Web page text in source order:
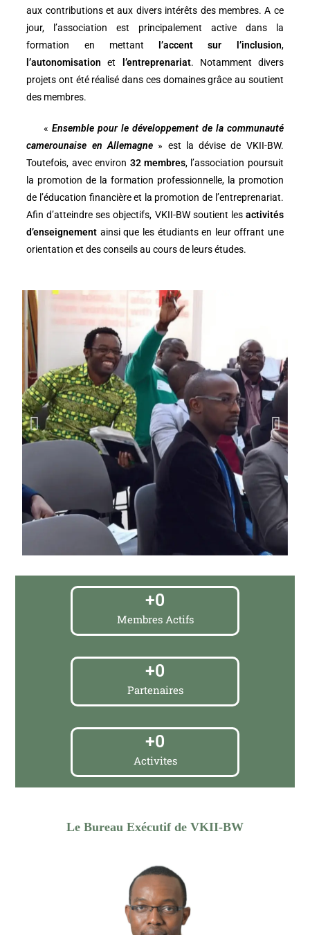
aux contributions et aux divers intérêts des membres. A ce
jour, l’association est principalement active dans la
formation en mettant
l’accent sur l’inclusion,
l’autonomisation et l’entreprenariat. Notamment divers
projets ont été réalisé dans ces domaines grâce au soutient
des membres.
« Ensemble pour le développement de la communauté
camerounaise en Allemagne» est la dévise de VKII-BW.
Toutefois, avec environ 32 membres, l’association poursuit
la promotion de la formation professionnelle, la promotion
de l’éducation financière et la promotion de l’entreprenariat.
Afin d’atteindre ses objectifs, VKII-BW soutient les activités
d’enseignement ainsi que les étudiants en leur offrant une
orientation et des conseils au cours de leurs études.
Membres Actifs
+0
Partenaires
+0
Activites
+0
Le Bureau Exécutif de VKII-BW